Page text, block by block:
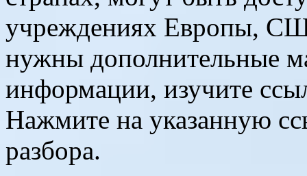
учреждениях Европы,
нужны дополнительные
информации, изучите
Нажмите на указанную
разбора.